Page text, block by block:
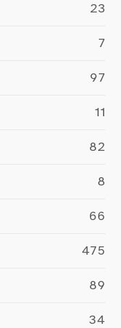
23
7
97
11
82
8
66
475
89
34